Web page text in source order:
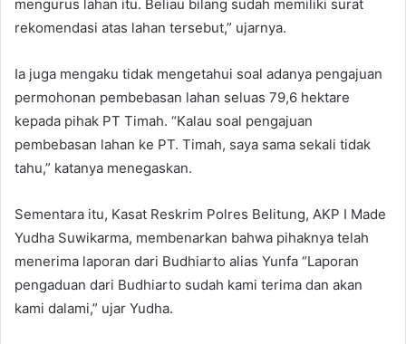
mengurus lahan itu. Beliau bilang sudah memiliki surat
rekomendasi atas lahan tersebut,” ujarnya.
Ia juga mengaku tidak mengetahui soal adanya pengajuan
permohonan pembebasan lahan seluas 79,6 hektare
kepada pihak PT Timah. “Kalau soal pengajuan
pembebasan lahan ke PT. Timah, saya sama sekali tidak
tahu,” katanya menegaskan.
Sementara itu, Kasat Reskrim Polres Belitung, AKP I Made
Yudha Suwikarma, membenarkan bahwa pihaknya telah
menerima laporan dari Budhiarto alias Yunfa “Laporan
pengaduan dari Budhiarto sudah kami terima dan akan
kami dalami,” ujar Yudha.